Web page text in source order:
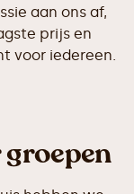
aan ons af,
prijs en
voor iedereen.